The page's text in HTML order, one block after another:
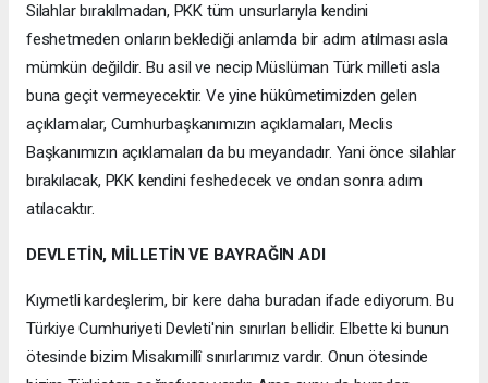
Silahlar bırakılmadan, PKK tüm unsurlarıyla kendini
feshetmeden onların beklediği anlamda bir adım atılması asla
mümkün değildir. Bu asil ve necip Müslüman Türk milleti asla
buna geçit vermeyecektir. Ve yine hükûmetimizden gelen
açıklamalar, Cumhurbaşkanımızın açıklamaları, Meclis
Başkanımızın açıklamaları da bu meyandadır. Yani önce silahlar
bırakılacak, PKK kendini feshedecek ve ondan sonra adım
atılacaktır.
DEVLETİN, MİLLETİN VE BAYRAĞIN ADI
Kıymetli kardeşlerim, bir kere daha buradan ifade ediyorum. Bu
Türkiye Cumhuriyeti Devleti'nin sınırları bellidir. Elbette ki bunun
ötesinde bizim Misakımillî sınırlarımız vardır. Onun ötesinde